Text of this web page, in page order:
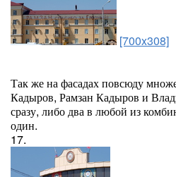
[700x308]
Так же на фасадах повсюду
Кадыров, Рамзан Кадыров и
сразу, либо два в любой из
один.
17.